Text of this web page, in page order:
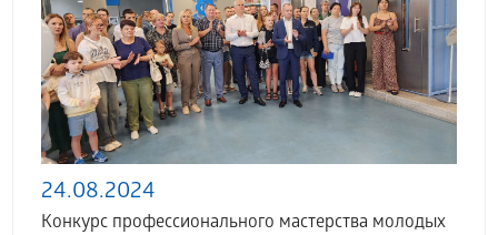
24.08.2024
Конкурс профессионального мастерства молодых